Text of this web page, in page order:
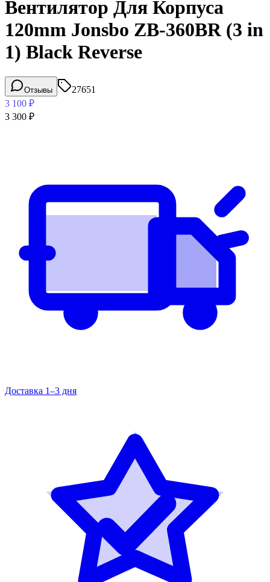
Вентилятор Для Корпуса
120mm Jonsbo ZB-360BR (3 in
1) Black Reverse
Отзывы
27651
3 100 ₽
3 300 ₽
Доставка 1–3 дня